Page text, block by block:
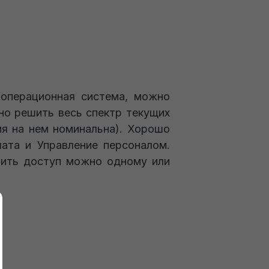
система, можно
решить весь спектр текущих
на нем номинальна). Хорошо
и Управление персоналом.
доступ можно одному или